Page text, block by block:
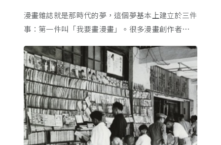
漫畫雜誌就是那時代的夢，這個夢基本上建立於三件
事：第一件叫「我要畫漫畫」。很多漫畫創作者從小
畫畫怎麼活？」